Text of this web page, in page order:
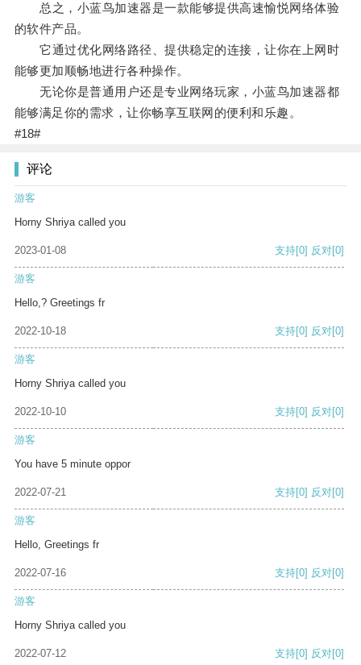
总之，小蓝鸟加速器是一款能够提供高速愉悦网络体验
的软件产品。
它通过优化网络路径、提供稳定的连接，让你在上网时
能够更加顺畅地进行各种操作。
无论你是普通用户还是专业网络玩家，小蓝鸟加速器都
能够满足你的需求，让你畅享互联网的便利和乐趣。
#18#
评论
游客
Horny Shriya called you
2023-01-08 支持[0] 反对[0]
游客
Hello,? Greetings fr
2022-10-18 支持[0] 反对[0]
游客
Horny Shriya called you
2022-10-10 支持[0] 反对[0]
游客
You have 5 minute oppor
2022-07-21 支持[0] 反对[0]
游客
Hello, Greetings fr
2022-07-16 支持[0] 反对[0]
游客
Horny Shriya called you
2022-07-12 支持[0] 反对[0]